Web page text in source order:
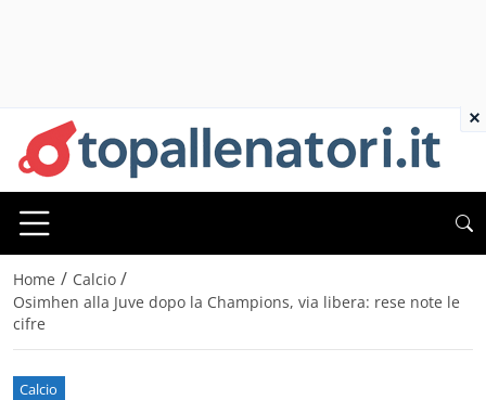
Home / Calcio /
Osimhen alla Juve dopo la Champions, via libera: rese note le
cifre
Calcio
×